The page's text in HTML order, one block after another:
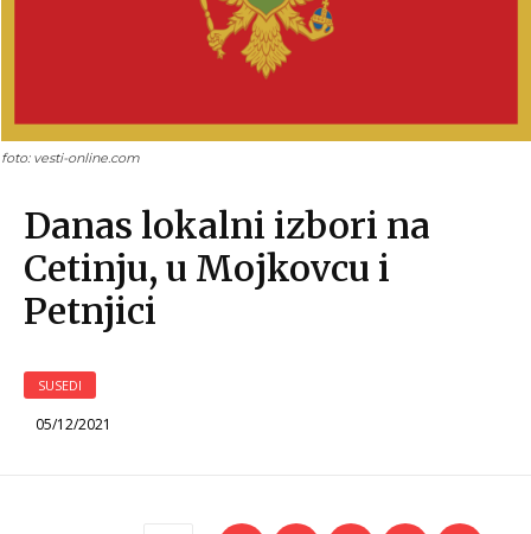
Danas lokalni izbori na
Cetinju, u Mojkovcu i
Petnjici
SUSEDI
05/12/2021
foto: vesti-online.com